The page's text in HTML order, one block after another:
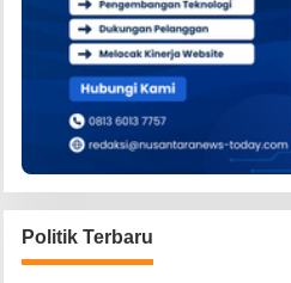
Politik Terbaru